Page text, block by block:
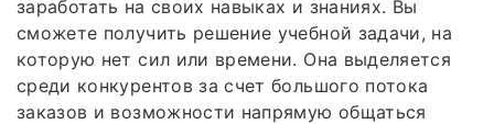
заработать на своих навыках и знаниях. Вы
сможете получить решение учебной задачи, на
которую нет сил или времени. Она выделяется
среди конкурентов за счет большого потока
заказов и возможности напрямую общаться